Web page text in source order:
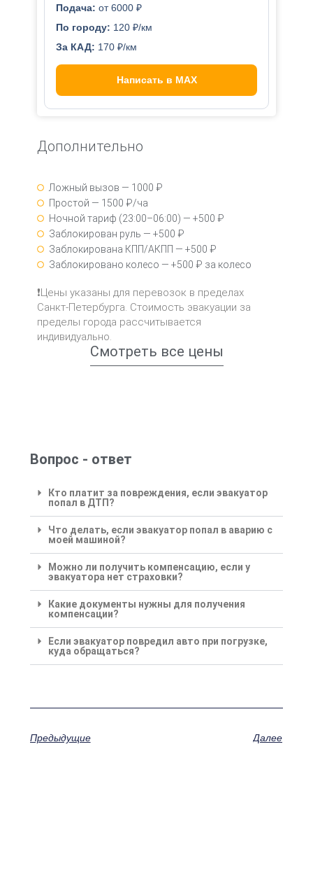
Подача: от 6000 ₽
По городу: 120 ₽/км
За КАД: 170 ₽/км
Написать в MAX
Дополнительно
Ложный вызов — 1000 ₽
Простой — 1500 ₽/ча
Ночной тариф (23:00–06:00) — +500 ₽
Заблокирован руль — +500 ₽
Заблокирована КПП/АКПП — +500 ₽
Заблокировано колесо — +500 ₽ за колесо
❗Цены указаны для перевозок в пределах
Санкт-Петербурга. Стоимость эвакуации за
пределы города рассчитывается
индивидуально.
Смотреть все цены
Вопрос - ответ
Кто платит за повреждения, если эвакуатор
попал в ДТП?
Что делать, если эвакуатор попал в аварию с
моей машиной?
Можно ли получить компенсацию, если у
эвакуатора нет страховки?
Какие документы нужны для получения
компенсации?
Если эвакуатор повредил авто при погрузке,
куда обращаться?
Предыдущие Далее